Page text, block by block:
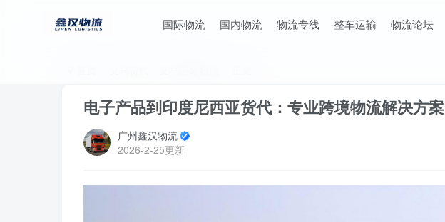
国际物流 国内物流 物流专线 整车运输 物流论坛
电子产品到印度尼西亚货代：专业跨境物流解决方案
广州鑫汉物流
2026-2-25更新